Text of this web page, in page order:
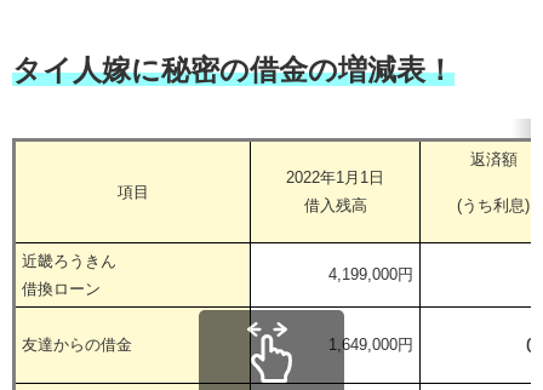
タイ人嫁に秘密の借金の増減表！
項目
2022年1月1日
借入残高
返済額
(うち利息)
近畿ろうきん
借換ローン
4,199,000円
友達からの借金 1,649,000円 0